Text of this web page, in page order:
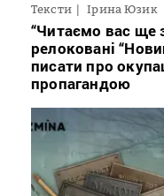
Тексти Ірина Юзик
“Читаємо вас ще
релоковані
писати про
пропагандою